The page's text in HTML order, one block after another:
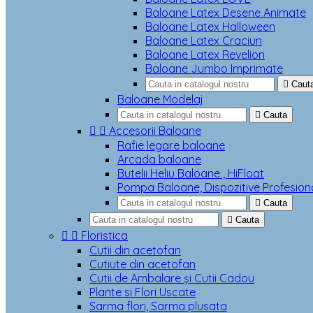
Baloane Latex Desene Animate
Baloane Latex Halloween
Baloane Latex Craciun
Baloane Latex Revelion
Baloane Jumbo Imprimate

Baloane Modelaj
 Cauta
  Accesorii Baloane
Rafie legare baloane
Arcada baloane
Butelii Heliu Baloane , HiFloat
Pompa Baloane, Dispozitive
 Cauta
 Cauta
  Floristica
Cutii din acetofan
Cutiute din acetofan
Cutii de Ambalare și Cutii Cadou
Plante si Flori Uscate
Sarma flori, Sarma plusata